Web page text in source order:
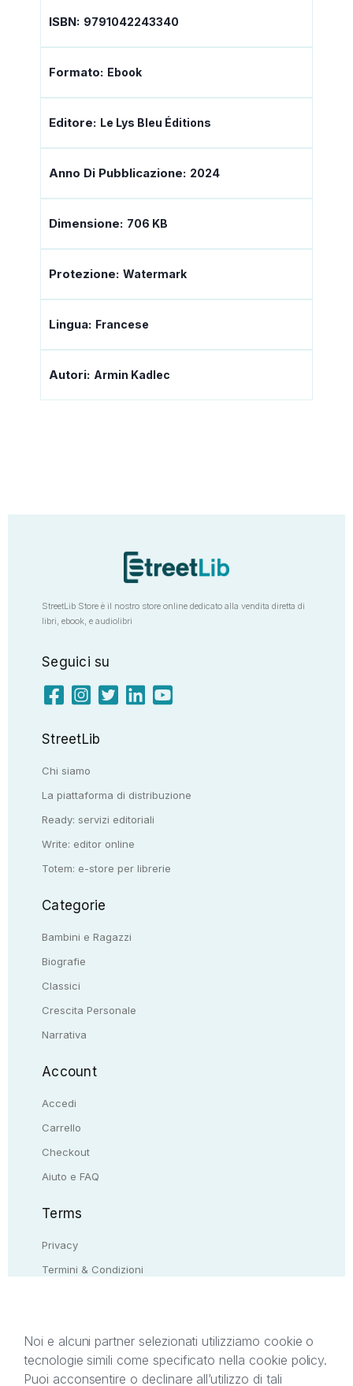
ISBN: 9791042243340
Formato: Ebook
Editore: Le Lys Bleu Éditions
Anno Di Pubblicazione: 2024
Dimensione: 706 KB
Protezione: Watermark
Lingua: Francese
Autori: Armin Kadlec
StreetLib Store è il nostro store online dedicato alla vendita diretta di
libri, ebook, e audiolibri
Seguici su
StreetLib
Chi siamo
La piattaforma di distribuzione
Ready: servizi editoriali
Write: editor online
Totem: e-store per librerie
Categorie
Bambini e Ragazzi
Biografie
Classici
Crescita Personale
Narrativa
Account
Accedi
Carrello
Checkout
Aiuto e FAQ
Terms
Privacy
Termini & Condizioni
Il presente sito web è di proprietà di StreetLib S.r.l.
Noi e alcuni partner selezionati utilizziamo cookie o
tecnologie simili come specificato nella cookie policy.
Puoi acconsentire o declinare all’utilizzo di tali